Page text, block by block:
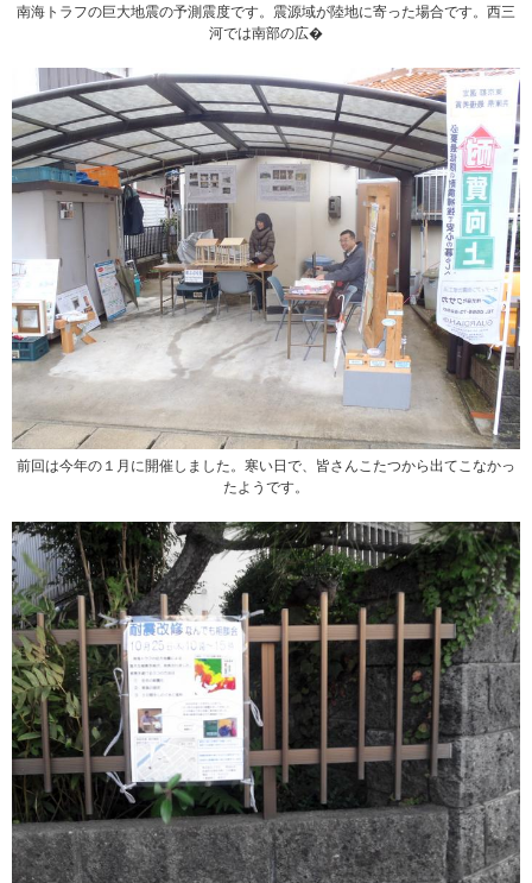
南海トラフの巨大地震の予測震度です。震源域が陸地に寄った場合です。西三
河では南部の広�
前回は今年の１月に開催しました。寒い日で、皆さんこたつから出てこなかっ
たようです。